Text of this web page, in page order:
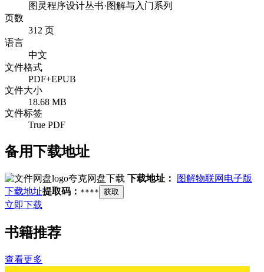
图灵程序设计丛书·图解与入门系列
页数
312 页
语言
中文
文件格式
PDF+EPUB
文件大小
18.68 MB
文件标签
True PDF
备用下载地址
夸克网盘下载 下载地址：
图解物联网电子版
下载地址提取码： **** 获取
立即下载
书籍推荐
查看更多